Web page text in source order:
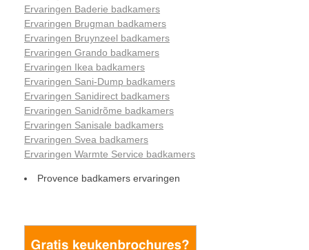
Ervaringen Baderie badkamers
Ervaringen Brugman badkamers
Ervaringen Bruynzeel badkamers
Ervaringen Grando badkamers
Ervaringen Ikea badkamers
Ervaringen Sani-Dump badkamers
Ervaringen Sanidirect badkamers
Ervaringen Sanidrõme badkamers
Ervaringen Sanisale badkamers
Ervaringen Svea badkamers
Ervaringen Warmte Service badkamers
Provence badkamers ervaringen